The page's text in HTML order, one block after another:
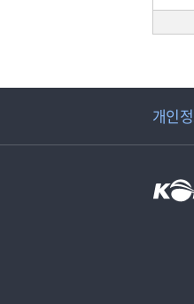
개인